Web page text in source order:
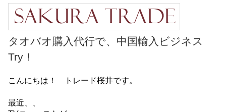
タオバオ購入代行で、中国輸入ビジネス
Try！
こんにちは！ トレード桜井です。
最近、、